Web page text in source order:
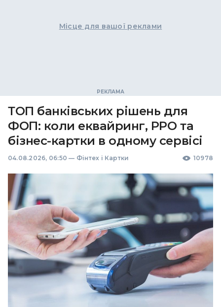
Місце для вашої реклами
ТОП банківських рішень для
ФОП: коли еквайринг, РРО та
бізнес-картки в одному сервісі
04.08.2026, 06:50 — Фінтех і Картки 10978